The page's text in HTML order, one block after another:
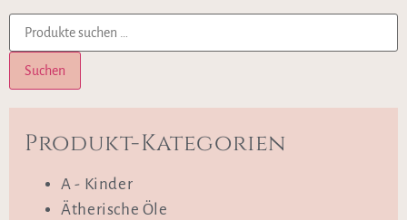
Suchen
Produkt-Kategorien
A - Kinder
Ätherische Öle